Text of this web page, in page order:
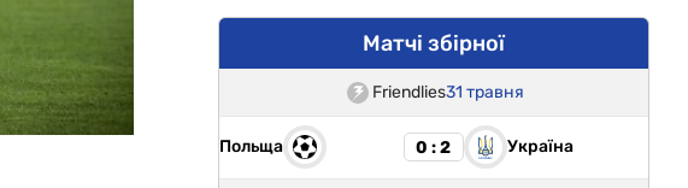
Матчі збірної
Friendlies31 травня
Польща 0 : 2 Україна